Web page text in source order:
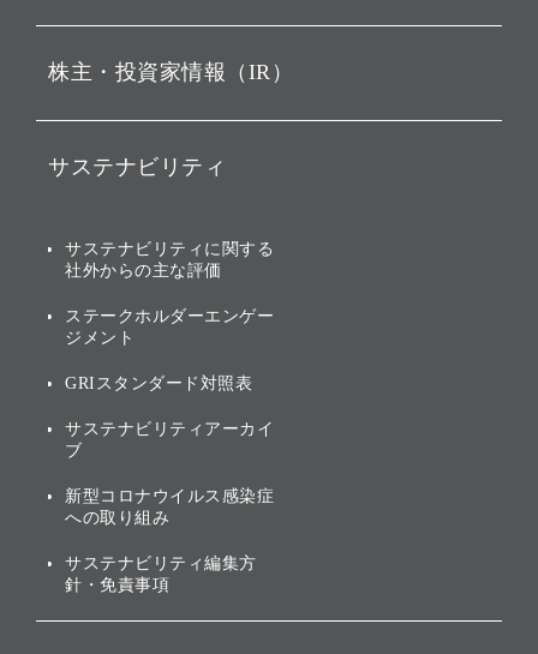
ビジョン
戦略
バリュー
ソフトバンクグループの歩
[AI] What dreams are made
ソフトバンク・ビジョン・
その他
グループ企業一覧
株主・投資家情報（IR）
IRカレンダー
業績・財務
アニュアルレポート
株主・投資家情報（IR）に
サステナビリティ
トップメッセージ
サステナビリティの考え方
ガバナンス
投資先のサステナビリティ
サステナビリティに関する
社外からの主な評価
ステークホルダーエンゲー
ジメント
GRIスタンダード対照表
サステナビリティアーカイ
ブ
新型コロナウイルス感染症
への取り組み
サステナビリティ編集方
針・免責事項